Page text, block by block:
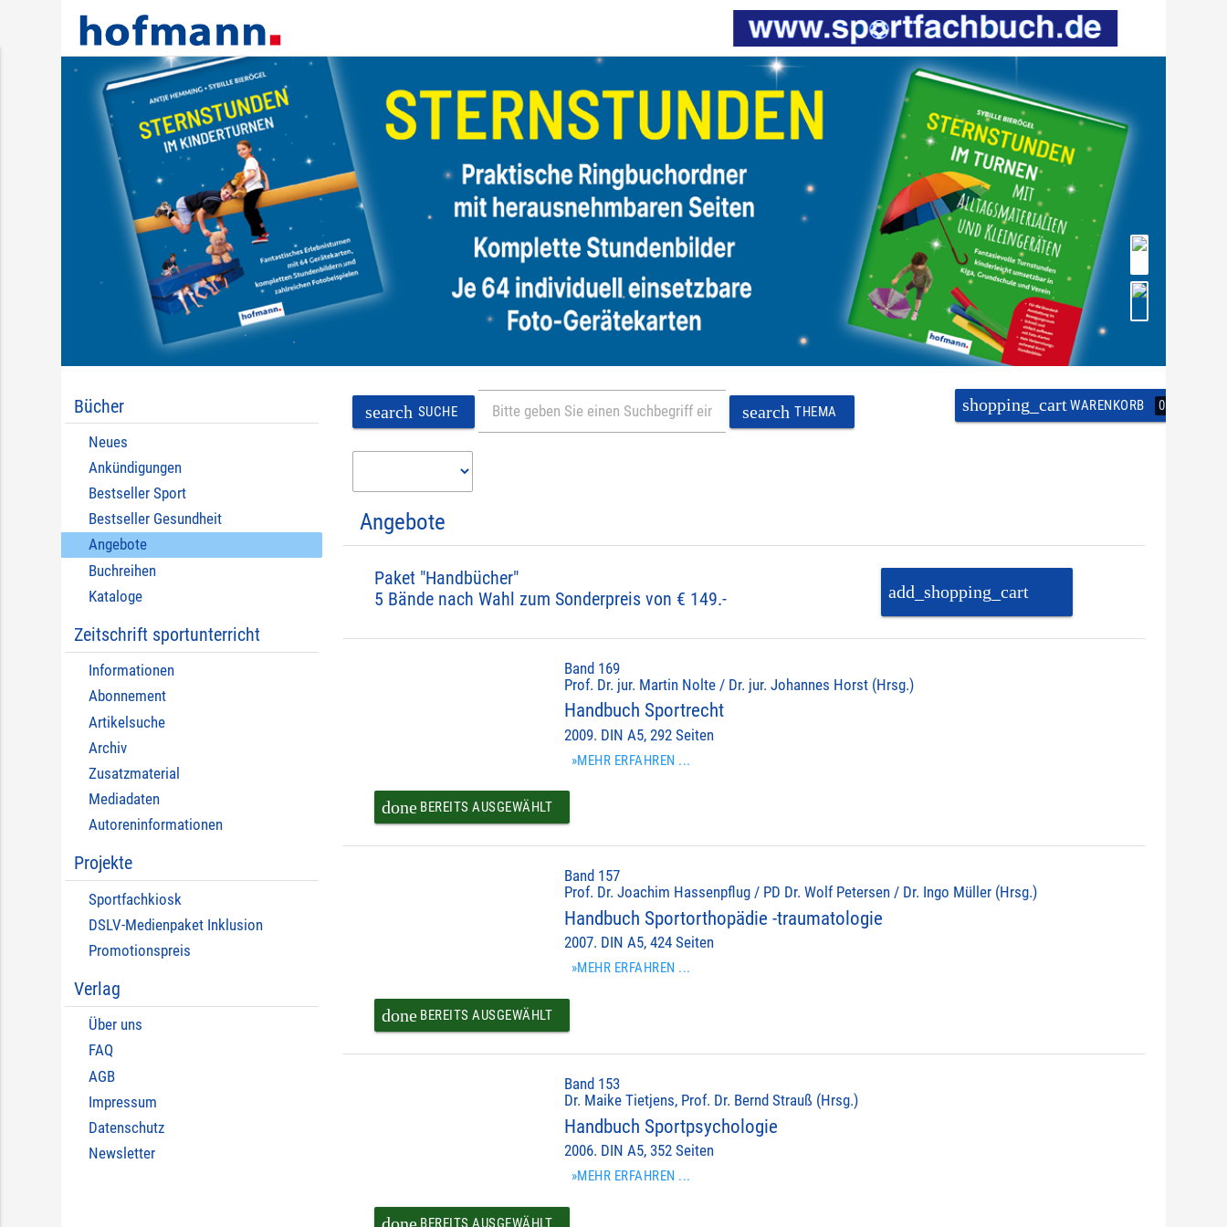
Bücher
Neues
Ankündigungen
Bestseller Sport
Bestseller Gesundheit
Angebote
Buchreihen
Kataloge
Zeitschrift sportunterricht
Informationen
Abonnement
Artikelsuche
Archiv
Zusatzmaterial
Mediadaten
Autoreninformationen
Projekte
Sportfachkiosk
DSLV-Medienpaket Inklusion
Promotionspreis
Verlag
Über uns
FAQ
AGB
Impressum
Datenschutz
Newsletter
search SUCHE search THEMA shopping_cartWARENKORB 0
Angebote
Paket "Handbücher"
5 Bände nach Wahl zum Sonderpreis von € 149.-
add_shopping_cart
WARENKORB
Band 169
Prof. Dr. jur. Martin Nolte / Dr. jur. Johannes Horst (Hrsg.)
Handbuch Sportrecht
2009. DIN A5, 292 Seiten
»MEHR ERFAHREN ...
doneBEREITS AUSGEWÄHLT
Band 157
Prof. Dr. Joachim Hassenpflug / PD Dr. Wolf Petersen / Dr. Ingo Müller (Hrsg.)
Handbuch Sportorthopädie -traumatologie
2007. DIN A5, 424 Seiten
»MEHR ERFAHREN ...
doneBEREITS AUSGEWÄHLT
Band 153
Dr. Maike Tietjens, Prof. Dr. Bernd Strauß (Hrsg.)
Handbuch Sportpsychologie
2006. DIN A5, 352 Seiten
»MEHR ERFAHREN ...
BEREITS AUSGEWÄHLT